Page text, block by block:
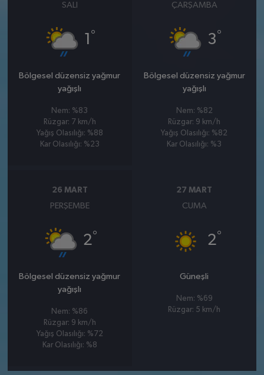
SALI
1 °
Bölgesel düzensiz yağmur
yağışlı
Nem: %83
Rüzgar: 7 km/h
Yağış Olasılığı: %88
Kar Olasılığı: %23
ÇARŞAMBA
3°
Bölgesel düzensiz yağmur
yağışlı
Nem: %82
Rüzgar: 9 km/h
Yağış Olasılığı: %82
Kar Olasılığı: %3
26 MART
PERŞEMBE
2°
Bölgesel düzensiz yağmur
yağışlı
Nem: %86
Rüzgar: 9 km/h
Yağış Olasılığı: %72
Kar Olasılığı: %8
27 MART
CUMA
2°
Güneşli
Nem: %69
Rüzgar: 5 km/h